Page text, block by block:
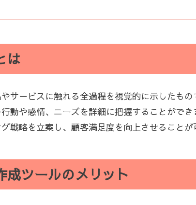
は
サービスに触れる全過程を視覚的に示したも
動や感情、ニーズを詳細に把握することができ
戦略を立案し、顧客満足度を向上させることが
成ツールのメリット